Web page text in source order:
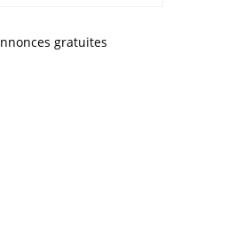
gratuites